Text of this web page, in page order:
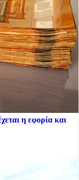
η εφορία και